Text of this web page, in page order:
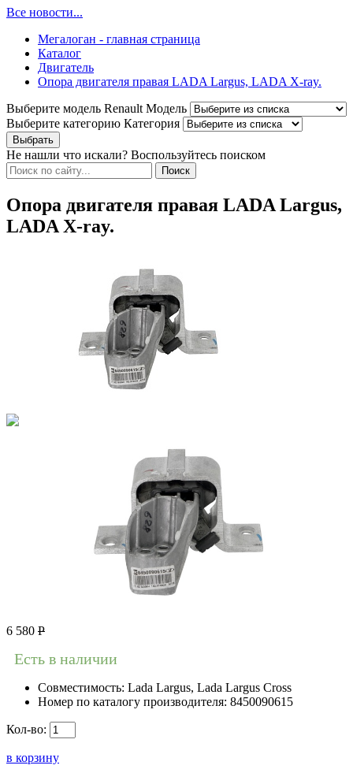
Все новости...
Мегалоган - главная страница
Каталог
Двигатель
Опора двигателя правая LADA Largus, LADA X-ray.
Выберите модель Renault Модель
Выберите категорию Категория
Не нашли что искали? Воспользуйтесь поиском
Опора двигателя правая LADA Largus,
LADA X-ray.
6 580 Р
Есть в наличии
Совместимость: Lada Largus, Lada Largus Cross
Номер по каталогу производителя: 8450090615
Кол-во:
в корзину